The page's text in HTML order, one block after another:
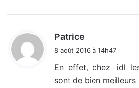
Patrice
i
:
8 août 2016 à 14h47
En effet, chez lidl
sont de bien